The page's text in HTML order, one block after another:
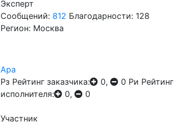
Эксперт
Сообщений: 812 Благодарности: 128
Регион: Москва
Ара
Рз Рейтинг заказчика: 0, 0 Ри Рейтинг
исполнителя:
0, 0
Участник